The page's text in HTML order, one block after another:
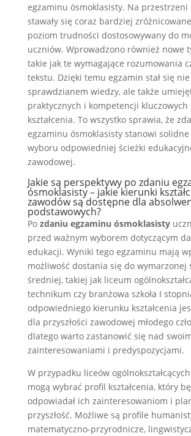
egzaminu ósmoklasisty. Na przestrzeni
stawały się coraz bardziej
poziom trudności dostosowywany do
uczniów. Wprowadzono również nowe
takie jak te wymagające rozumowania
tekstu. Dzięki temu egzamin stał się
sprawdzianem wiedzy, ale także
praktycznych i kompetencji kluczowych
kształcenia. To wszystko sprawia, że
egzaminu ósmoklasisty stanowi
wyboru odpowiedniej ścieżki
zawodowej.
Jakie są perspektywy po zdaniu
ósmoklasisty – jakie kierunki
zawodów są dostępne dla
podstawowych?
Po zdaniu egzaminu ósmoklasisty
przed ważnym wyborem dotyczącym
edukacji. Wyniki tego egzaminu mają
możliwość dostania się do wymarzonej
średniej, takiej jak liceum
technikum czy branżowa szkoła I
odpowiedniego kierunku kształcenia
dla przyszłości zawodowej młodego
dlatego warto zastanowić się nad
zainteresowaniami i predyspozycjami.
W przypadku liceów
mogą wybrać profil kształcenia, który
odpowiadał ich zainteresowaniom i
przyszłość. Możliwe są profile
matematyczno-przyrodnicze,